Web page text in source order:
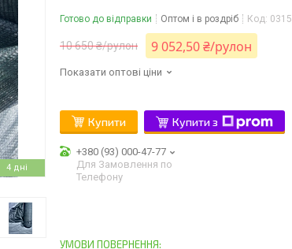
4 дні
Готово до відправки Оптом і в роздріб Код: 0315
10 650 ₴/рулон 9 052,50 ₴/рулон
Показати оптові ціни
Купити Купити з
+380 (93) 000-47-77
Для Замовлення по
Телефону